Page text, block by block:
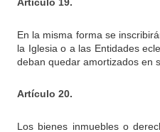
Artículo 19.
En la misma forma se
la Iglesia o a las Entidades
deban quedar amortizados en
Artículo 20.
Los bienes inmuebles o